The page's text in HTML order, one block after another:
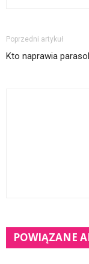
Poprzedni artykuł
Kto naprawia
POWIĄZANE